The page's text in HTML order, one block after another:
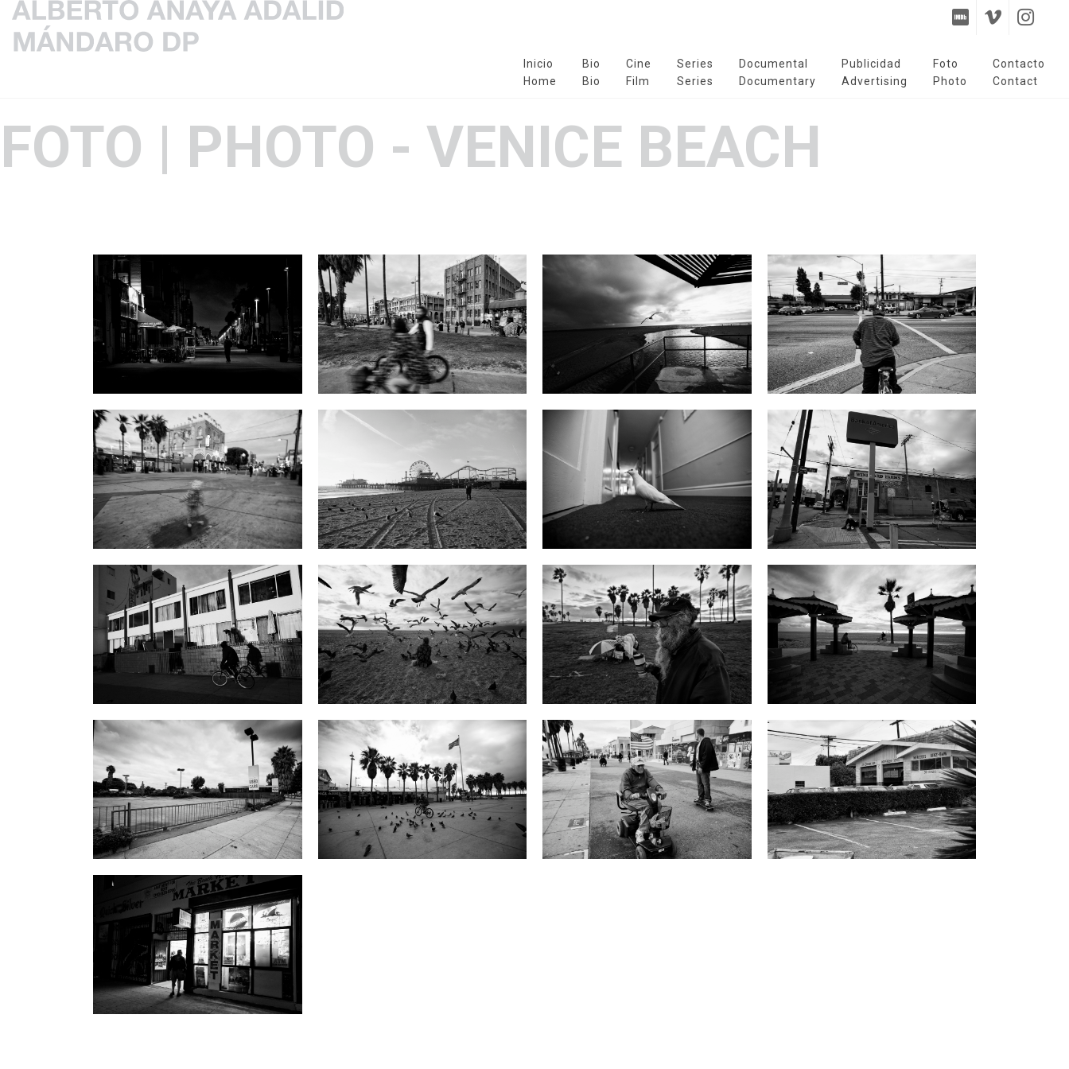
Inicio
Home
Bio
Bio
Cine
Film
Series
Series
Documental
Documentary
Publicidad
Advertising
Foto
Photo
Contacto
Contact
FOTO | PHOTO - VENICE BEACH